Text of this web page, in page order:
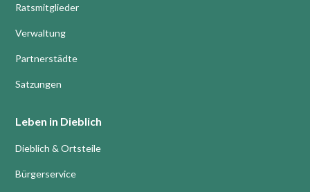
Ratsmitglieder
Verwaltung
Partnerstädte
Satzungen
Leben in Dieblich
Dieblich & Ortsteile
Bürgerservice